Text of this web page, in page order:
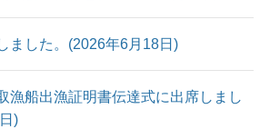
ました。(2026年6月18日)
漁船出漁証明書伝達式に出席しまし
)